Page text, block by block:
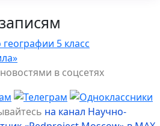
5 класс
в соцсетях
на канал Научно-